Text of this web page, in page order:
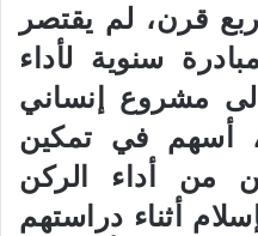
قرن، لم يقتصر
سنوية لأداء
مشروع إنساني
أسهم في تمكين
من أداء الركن
أثناء دراستهم